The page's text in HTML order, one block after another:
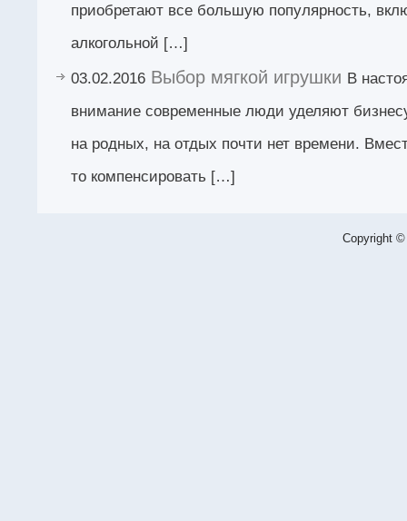
приобретают все большую популярность,
алкогольной […]
03.02.2016 Выбор мягкой игрушки В
внимание современные люди уделяют
на родных, на отдых почти нет времени.
то компенсировать […]
Copyright ©